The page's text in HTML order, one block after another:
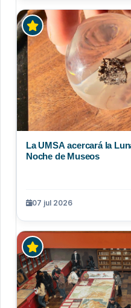
La UMSA acercará la
Noche de Museos
07 jul 2026